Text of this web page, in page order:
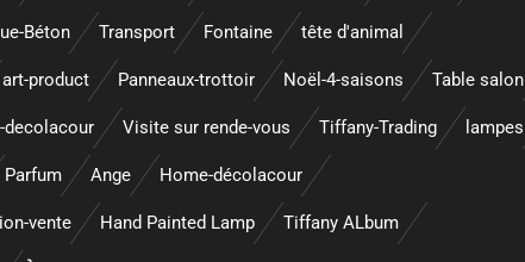
Béton Transport Fontaine tête d'animal
art-product Panneaux-trottoir Noël-4-saisons Table salon
decolacour Visite sur rende-vous Tiffany-Trading lampes
Parfum Ange Home-décolacour
vente Hand Painted Lamp Tiffany ALbum